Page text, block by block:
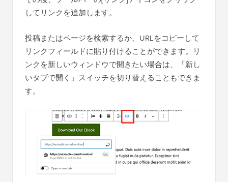
してリンクを追加します。
投稿またはページを検索するか、URLをコピーして
リンクフィールドに貼り付けることができます。リ
ンクを新しいウィンドウで開きたい場合は、「新し
いタブで開く」スイッチを切り替えることもできま
す。